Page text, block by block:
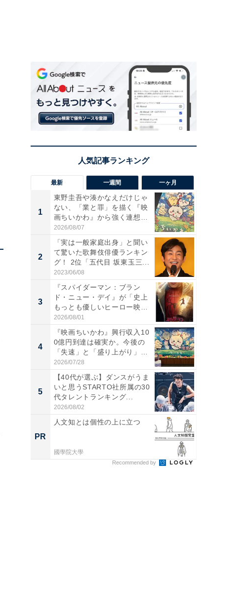
最新 一週間 一ヶ月
1
東野圭吾や湊かなえだけじゃ
ない、「業と罪」を描く『映
画ちいかわ』から強く連想し
た...
2026/08/07
2
「実は一般家庭出身」と聞い
て驚いた歌舞伎俳優ランキン
グ！ 2位「五代目 坂東玉三...
2023/06/08
3
『スパイダーマン：ブラン
ド・ニュー・デイ』が「史上
もっとも優しいヒーロー映
画」に...
2026/08/01
4
『映画ちいかわ』興行収入10
0億円到達は確実か。今後の
「失速」と「盛り上がり」
が...
2026/07/28
5
【40代が選ぶ】ダンスがうま
いと思うSTARTO社所属の30
代タレントランキング...
2026/08/02
PR
人文知とは個性の上に立つ
國學院大學
Recommended by